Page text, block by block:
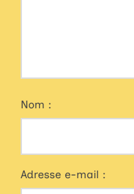
Nom :
Adresse e-mail :